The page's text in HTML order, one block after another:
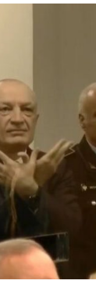
e BE-së,...
në fanelë,